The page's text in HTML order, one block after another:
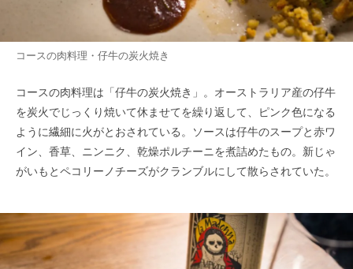
コースの肉料理・仔牛の炭火焼き
コースの肉料理は「仔牛の炭火焼き」。オーストラリア産の仔牛
を炭火でじっくり焼いて休ませてを繰り返して、ピンク色になる
ように繊細に火がとおされている。ソースは仔牛のスープと赤ワ
イン、香草、ニンニク、乾燥ポルチーニを煮詰めたもの。新じゃ
がいもとペコリーノチーズがクランブルにして散らされていた。